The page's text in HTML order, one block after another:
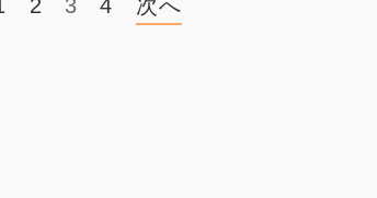
2 3 4 次へ